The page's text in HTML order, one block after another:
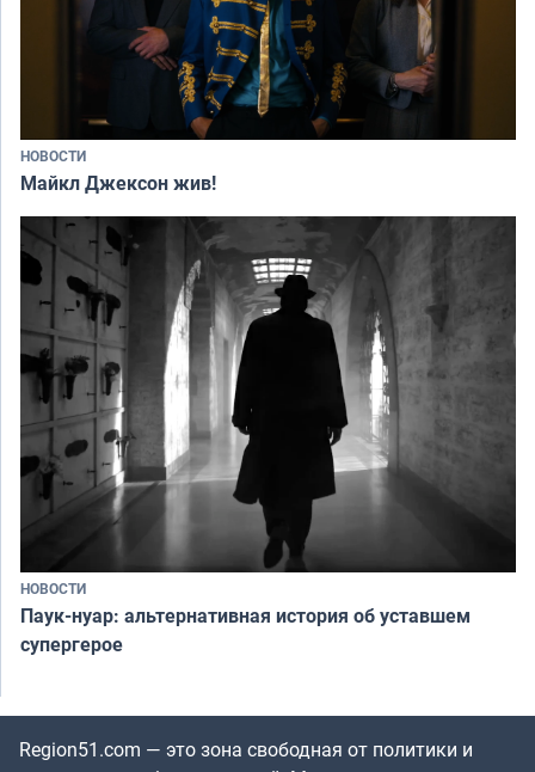
НОВОСТИ
Майкл Джексон жив!
НОВОСТИ
Паук-нуар: альтернативная история об уставшем
супергерое
Region51.com — это зона свободная от политики и